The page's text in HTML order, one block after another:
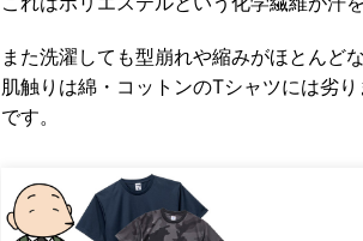
また洗濯しても型崩れや縮みがほとんど
肌触りは綿・コットンのTシャツには劣
です。